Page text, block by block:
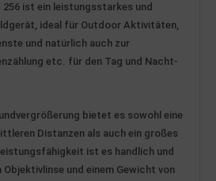
256 ist ein leistungsstarkes und
ideal für Outdoor Aktivitäten,
und natürlich auch zur
etc. für den Tag und Nacht-
bietet es sowohl eine
Distanzen als auch ein großes
ist es handlich und
Objektivlinse und einem Gewicht von